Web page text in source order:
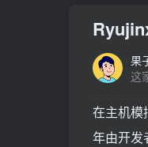
果
这
在主机模
年由开发